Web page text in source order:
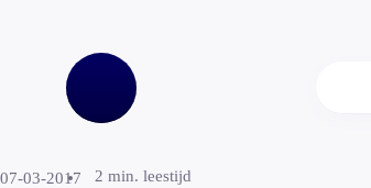
07-03-2017 2 min. leestijd